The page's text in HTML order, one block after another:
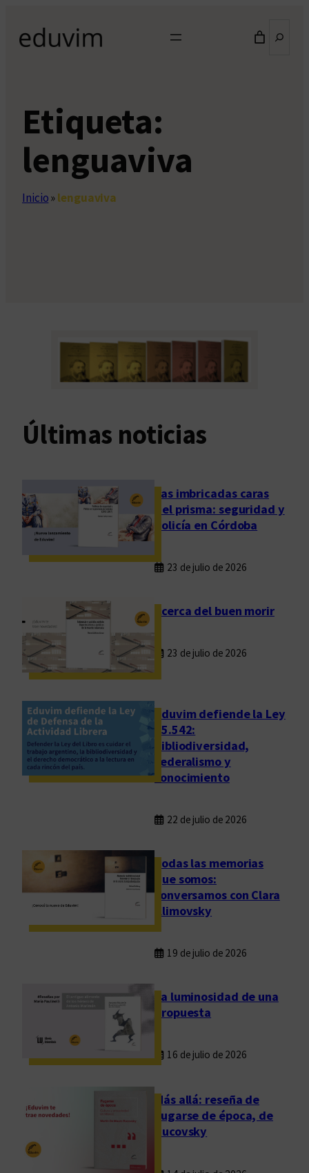
contenido
Etiqueta:
lenguaviva
Inicio»lenguaviva
Últimas noticias
Las imbricadas caras
del prisma: seguridad y
policía en Córdoba
23 de julio de 2026
Acerca del buen morir
23 de julio de 2026
Eduvim defiende la Ley
25.542:
bibliodiversidad,
federalismo y
conocimiento
22 de julio de 2026
Todas las memorias
que somos:
conversamos con Clara
Klimovsky
19 de julio de 2026
La luminosidad de una
propuesta
16 de julio de 2026
Más allá: reseña de
Fugarse de época, de
Rucovsky